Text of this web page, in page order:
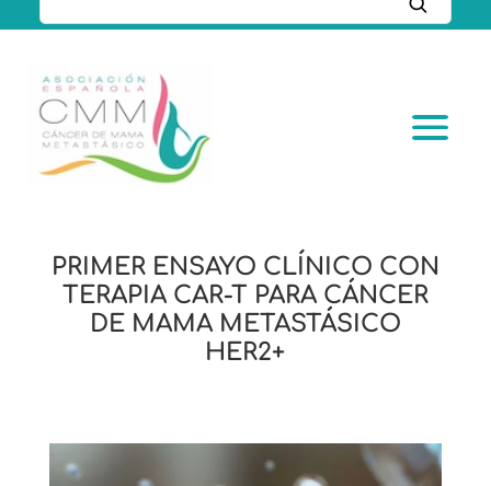
PRIMER ENSAYO CLÍNICO CON
TERAPIA CAR-T PARA CÁNCER
DE MAMA METASTÁSICO
HER2+